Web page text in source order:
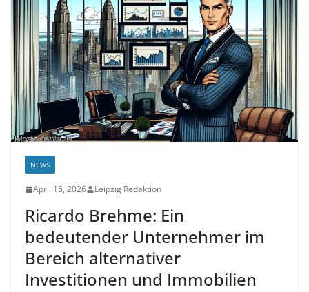
NEWS
April 15, 2026 Leipzig Redaktion
Ricardo Brehme: Ein
bedeutender Unternehmer im
Bereich alternativer
Investitionen und Immobilien